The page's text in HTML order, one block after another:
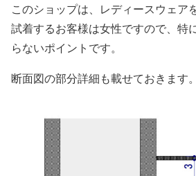
このショップは、レディースウェア
試着するお客様は女性ですので、特
らないポイントです。
断面図の部分詳細も載せておきます。